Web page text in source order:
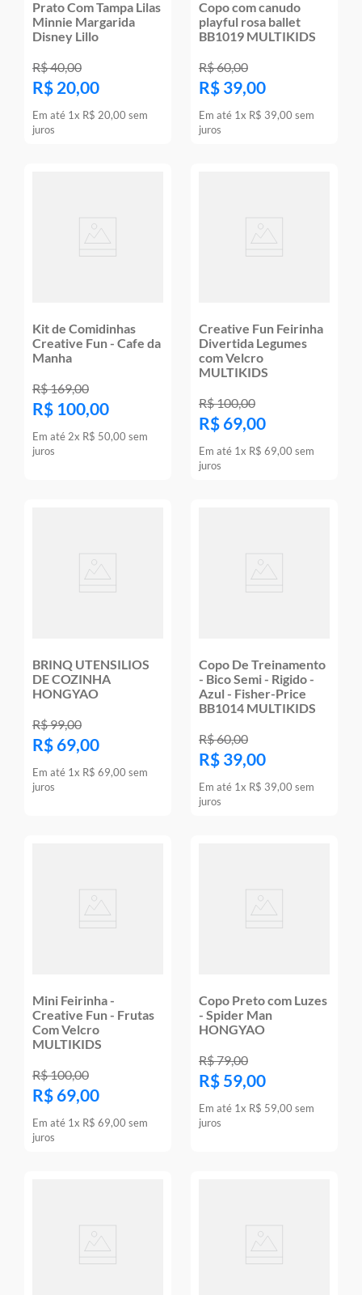
Prato Com Tampa Lilas
Minnie Margarida
Disney Lillo
R$40,00
R$ 20,00
Em até 1x R$ 20,00 sem
juros
Copo com canudo
playful rosa ballet
BB1019 MULTIKIDS
R$60,00
R$ 39,00
Em até 1x R$ 39,00 sem
juros
Kit de Comidinhas
Creative Fun - Cafe da
Manha
R$169,00
R$ 100,00
Em até 2x R$ 50,00 sem
juros
Creative Fun Feirinha
Divertida Legumes
com Velcro
MULTIKIDS
R$100,00
R$ 69,00
Em até 1x R$ 69,00 sem
juros
BRINQ UTENSILIOS
DE COZINHA
HONGYAO
R$99,00
R$ 69,00
Em até 1x R$ 69,00 sem
juros
Copo De Treinamento
- Bico Semi - Rigido -
Azul - Fisher-Price
BB1014 MULTIKIDS
R$60,00
R$ 39,00
Em até 1x R$ 39,00 sem
juros
Mini Feirinha -
Creative Fun - Frutas
Com Velcro
MULTIKIDS
R$100,00
R$ 69,00
Em até 1x R$ 69,00 sem
juros
Copo Preto com Luzes
- Spider Man
HONGYAO
R$79,00
R$ 59,00
Em até 1x R$ 59,00 sem
juros